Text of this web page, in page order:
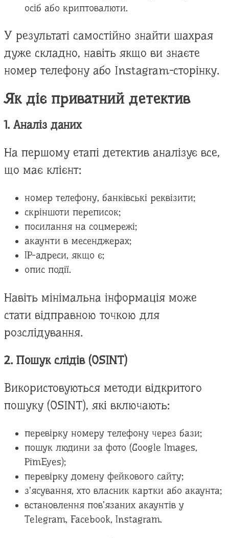
осіб або криптовалюти.
У результаті самостійно знайти шахрая
дуже складно, навіть якщо ви знаєте
номер телефону або Instagram-сторінку.
Як діє приватний детектив
1. Аналіз даних
На першому етапі детектив аналізує все,
що має клієнт:
номер телефону, банківські реквізити;
скріншоти переписок;
посилання на соцмережі;
акаунти в месенджерах;
IP-адреси, якщо є;
опис події.
Навіть мінімальна інформація може
стати відправною точкою для
розслідування.
2. Пошук слідів (OSINT)
Використовуються методи відкритого
пошуку (OSINT), які включають:
перевірку номеру телефону через бази;
пошук людини за фото (Google Images,
PimEyes);
перевірку домену фейкового сайту;
з’ясування, хто власник картки або акаунта;
встановлення пов’язаних акаунтів у
Telegram, Facebook, Instagram.